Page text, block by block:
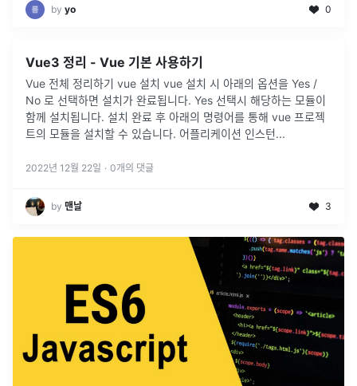
by yo 0
Vue3 정리 - Vue 기본 사용하기
Vue 전체 정리하기 vue 설치 vue 설치 시 아래의 옵션을 Yes /
No 로 선택하면 설치가 완료됩니다. Yes 선택시 해당하는 모듈이
함께 설치됩니다. 설치 완료 후 아래의 명령어를 통해 vue 프로젝
트의 모듈을 설치할 수 있습니다. 어플리케이션 인스턴...
2022년 12월 22일 · 0개의 댓글
by 맨날 3